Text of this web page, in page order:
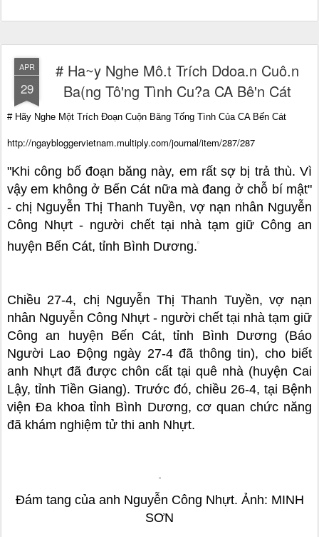
APR
29
# Ha~y Nghe Mô.t Trích Ddoa.n Cuô.n
Ba(ng Tô'ng Tình Cu?a CA Bê'n Cát
# Hãy Nghe Một Trích Đoạn Cuộn Băng Tống Tình Của CA Bến Cát
http://ngaybloggervietnam.multiply.com/journal/item/287/287
"Khi công bố đoạn băng này, em rất sợ bị trả thù. Vì
vậy em không ở Bến Cát nữa mà đang ở chỗ bí mật"
- chị Nguyễn Thị Thanh Tuyền, vợ nạn nhân Nguyễn
Công Nhựt - người chết tại nhà tạm giữ Công an
huyện Bến Cát, tỉnh Bình Dương.
Chiều 27-4, chị Nguyễn Thị Thanh Tuyền, vợ nạn
nhân Nguyễn Công Nhựt - người chết tại nhà tạm giữ
Công an huyện Bến Cát, tỉnh Bình Dương (Báo
Người Lao Động ngày 27-4 đã thông tin), cho biết
anh Nhựt đã được chôn cất tại quê nhà (huyện Cai
Lậy, tỉnh Tiền Giang). Trước đó, chiều 26-4, tại Bệnh
viện Đa khoa tỉnh Bình Dương, cơ quan chức năng
đã khám nghiệm tử thi anh Nhựt.
Đám tang của anh Nguyễn Công Nhựt. Ảnh: MINH
SƠN